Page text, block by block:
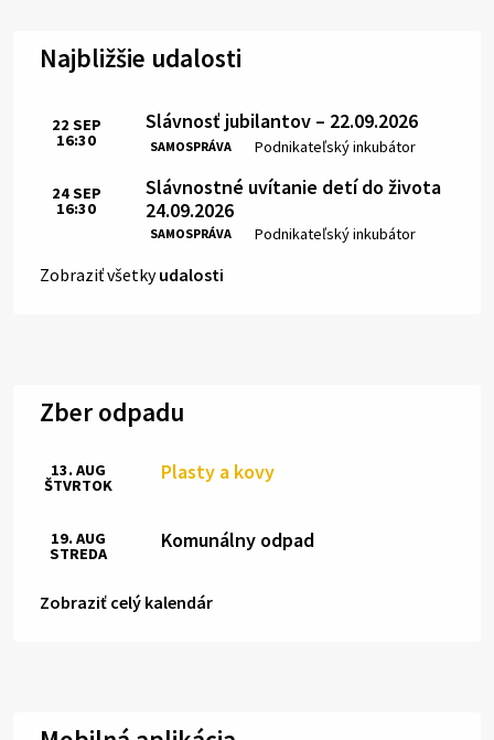
Najbližšie udalosti
Slávnosť jubilantov – 22.09.2026
SAMOSPRÁVA Miesto:
Podnikateľský inkubátor
Čas:
22 SEP
16:30
Slávnostné uvítanie detí do života
24.09.2026
SAMOSPRÁVA Miesto:
Podnikateľský inkubátor
Čas:
24SEP
16:30
Zobraziť všetkyudalosti
Zber odpadu
Plasty a kovy
13. AUG
ŠTVRTOK
Komunálny odpad
19. AUG
STREDA
Zobraziť celý kalendár